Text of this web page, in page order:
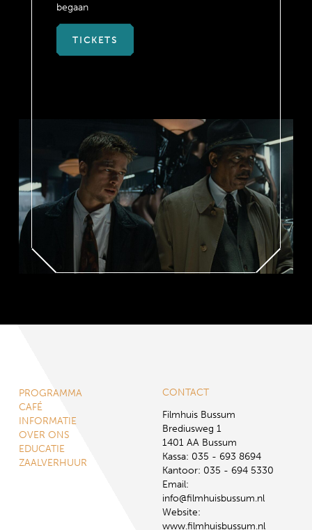
begaan
TICKETS
PROGRAMMA
CAFÉ
INFORMATIE
OVER ONS
EDUCATIE
ZAALVERHUUR
CONTACT
Filmhuis Bussum
Brediusweg 1
1401 AA Bussum
Kassa: 035 - 693 8694
Kantoor: 035 - 694 5330
Email:
info@filmhuisbussum.nl
Website:
www.filmhuisbussum.nl